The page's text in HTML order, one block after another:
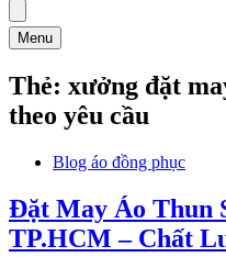
Menu
Thẻ: xưởng đặt
theo yêu cầu
Blog áo đồng phục
Đặt May Áo Thun
TP.HCM – Chất